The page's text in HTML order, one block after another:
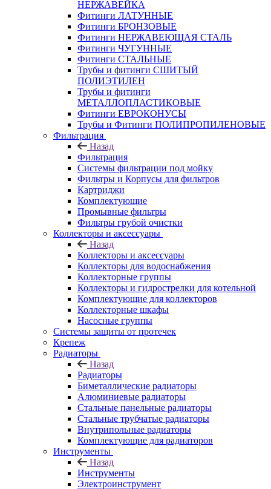
НЕРЖАВЕЙКА
Фитинги ЛАТУННЫЕ
Фитинги БРОНЗОВЫЕ
Фитинги НЕРЖАВЕЮЩАЯ СТАЛЬ
Фитинги ЧУГУННЫЕ
Фитинги СТАЛЬНЫЕ
Трубы и фитинги СШИТЫЙ
ПОЛИЭТИЛЕН
Трубы и фитинги
МЕТАЛЛОПЛАСТИКОВЫЕ
Фитинги ЕВРОКОНУСЫ
Трубы и Фитинги ПОЛИПРОПИЛЕНОВЫЕ
Фильтрация
Назад
Фильтрация
Системы фильтрации под мойку
Фильтры и Корпусы для фильтров
Картриджи
Комплектующие
Промывные фильтры
Фильтры грубой очистки
Коллекторы и аксессуары
Назад
Коллекторы и аксессуары
Коллекторы для водоснабжения
Коллекторные группы
Коллекторы и гидрострелки для котельной
Комплектующие для коллекторов
Коллекторные шкафы
Насосные группы
Системы защиты от протечек
Крепеж
Радиаторы
Назад
Радиаторы
Биметаллические радиаторы
Алюминиевые радиаторы
Стальные панельные радиаторы
Стальные трубчатые радиаторы
Внутрипольные радиаторы
Комплектующие для радиаторов
Инструменты
Назад
Инструменты
Электроинструмент